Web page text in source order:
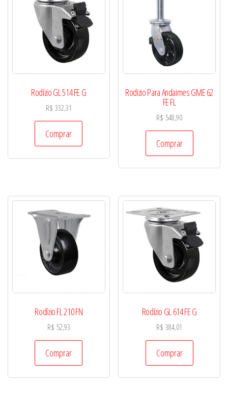
Rodízio GL 514 FE G
R$ 332,31
Comprar
Rodizio Para Andaimes GME 62
FE FL
R$ 548,90
Comprar
Rodízio FL 210 FN
R$ 52,93
Comprar
Rodízio GL 614 FE G
R$ 384,01
Comprar